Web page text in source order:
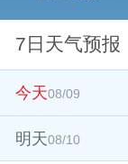
7日天气预报
今天08/09
明天08/10